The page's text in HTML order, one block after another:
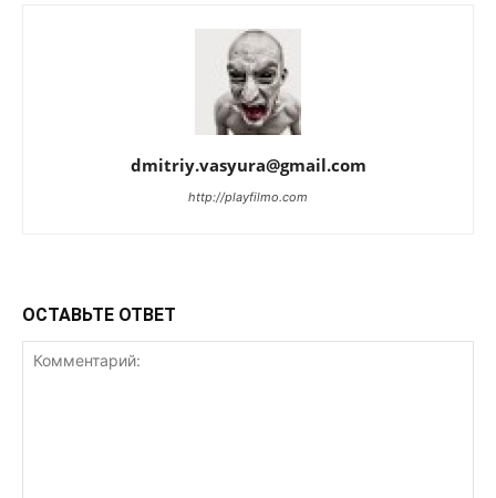
dmitriy.vasyura@gmail.com
http://playfilmo.com
ОСТАВЬТЕ ОТВЕТ